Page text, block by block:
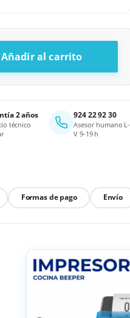
Añadir al carrito
2 años
técnico
924 22 92 30
Asesor humano L-
V 9-19 h
Formas de pago Envío